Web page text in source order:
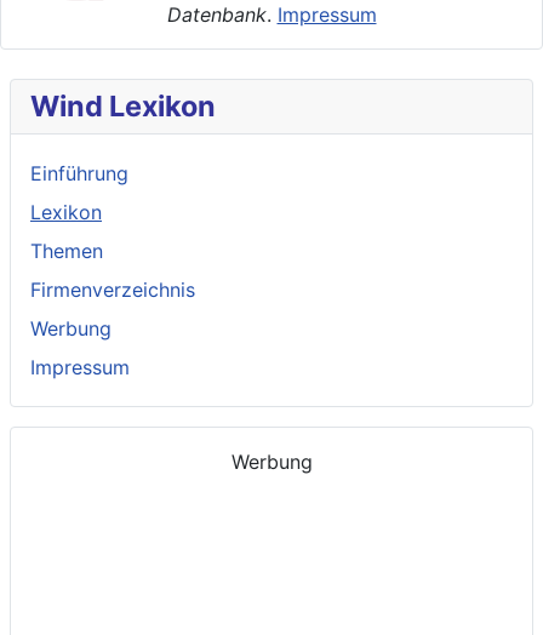
Wind Lexikon
Einführung
Lexikon
Themen
Firmenverzeichnis
Werbung
Impressum
Werbung
Datenbank. Impressum